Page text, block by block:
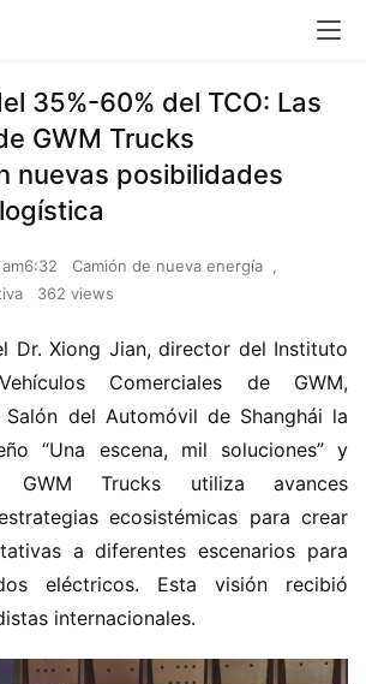
35%-60% del TCO: Las
GWM Trucks
nuevas posibilidades
Camión de nueva energía
,
362 views
Dr. Xiong Jian, director del Instituto
Comerciales de GWM,
del Automóvil de Shanghái la
“Una escena, mil soluciones” y
GWM Trucks utiliza avances
ecosistémicas para crear
a diferentes escenarios para
eléctricos. Esta visión recibió
internacionales.